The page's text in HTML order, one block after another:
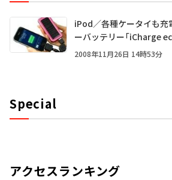
iPod／各種ケータイも充
ーバッテリー「iCharge
2008年11月26日 14時53分
Special
アクセスランキング